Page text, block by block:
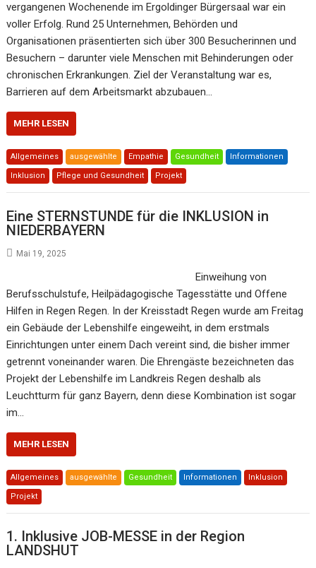
vergangenen Wochenende im Ergoldinger Bürgersaal war ein
voller Erfolg. Rund 25 Unternehmen, Behörden und
Organisationen präsentierten sich über 300 Besucherinnen und
Besuchern – darunter viele Menschen mit Behinderungen oder
chronischen Erkrankungen. Ziel der Veranstaltung war es,
Barrieren auf dem Arbeitsmarkt abzubauen…
MEHR LESEN
Allgemeines ausgewählte Empathie Gesundheit Informationen
Inklusion Pflege und Gesundheit Projekt
Eine STERNSTUNDE für die INKLUSION in
NIEDERBAYERN
Mai 19, 2025
Einweihung von
Berufsschulstufe, Heilpädagogische Tagesstätte und Offene
Hilfen in Regen Regen. In der Kreisstadt Regen wurde am Freitag
ein Gebäude der Lebenshilfe eingeweiht, in dem erstmals
Einrichtungen unter einem Dach vereint sind, die bisher immer
getrennt voneinander waren. Die Ehrengäste bezeichneten das
Projekt der Lebenshilfe im Landkreis Regen deshalb als
Leuchtturm für ganz Bayern, denn diese Kombination ist sogar
im…
MEHR LESEN
Allgemeines ausgewählte Gesundheit Informationen Inklusion
Projekt
1. Inklusive JOB-MESSE in der Region
LANDSHUT